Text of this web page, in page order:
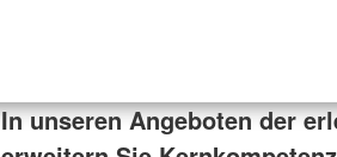
In unseren Angeboten der